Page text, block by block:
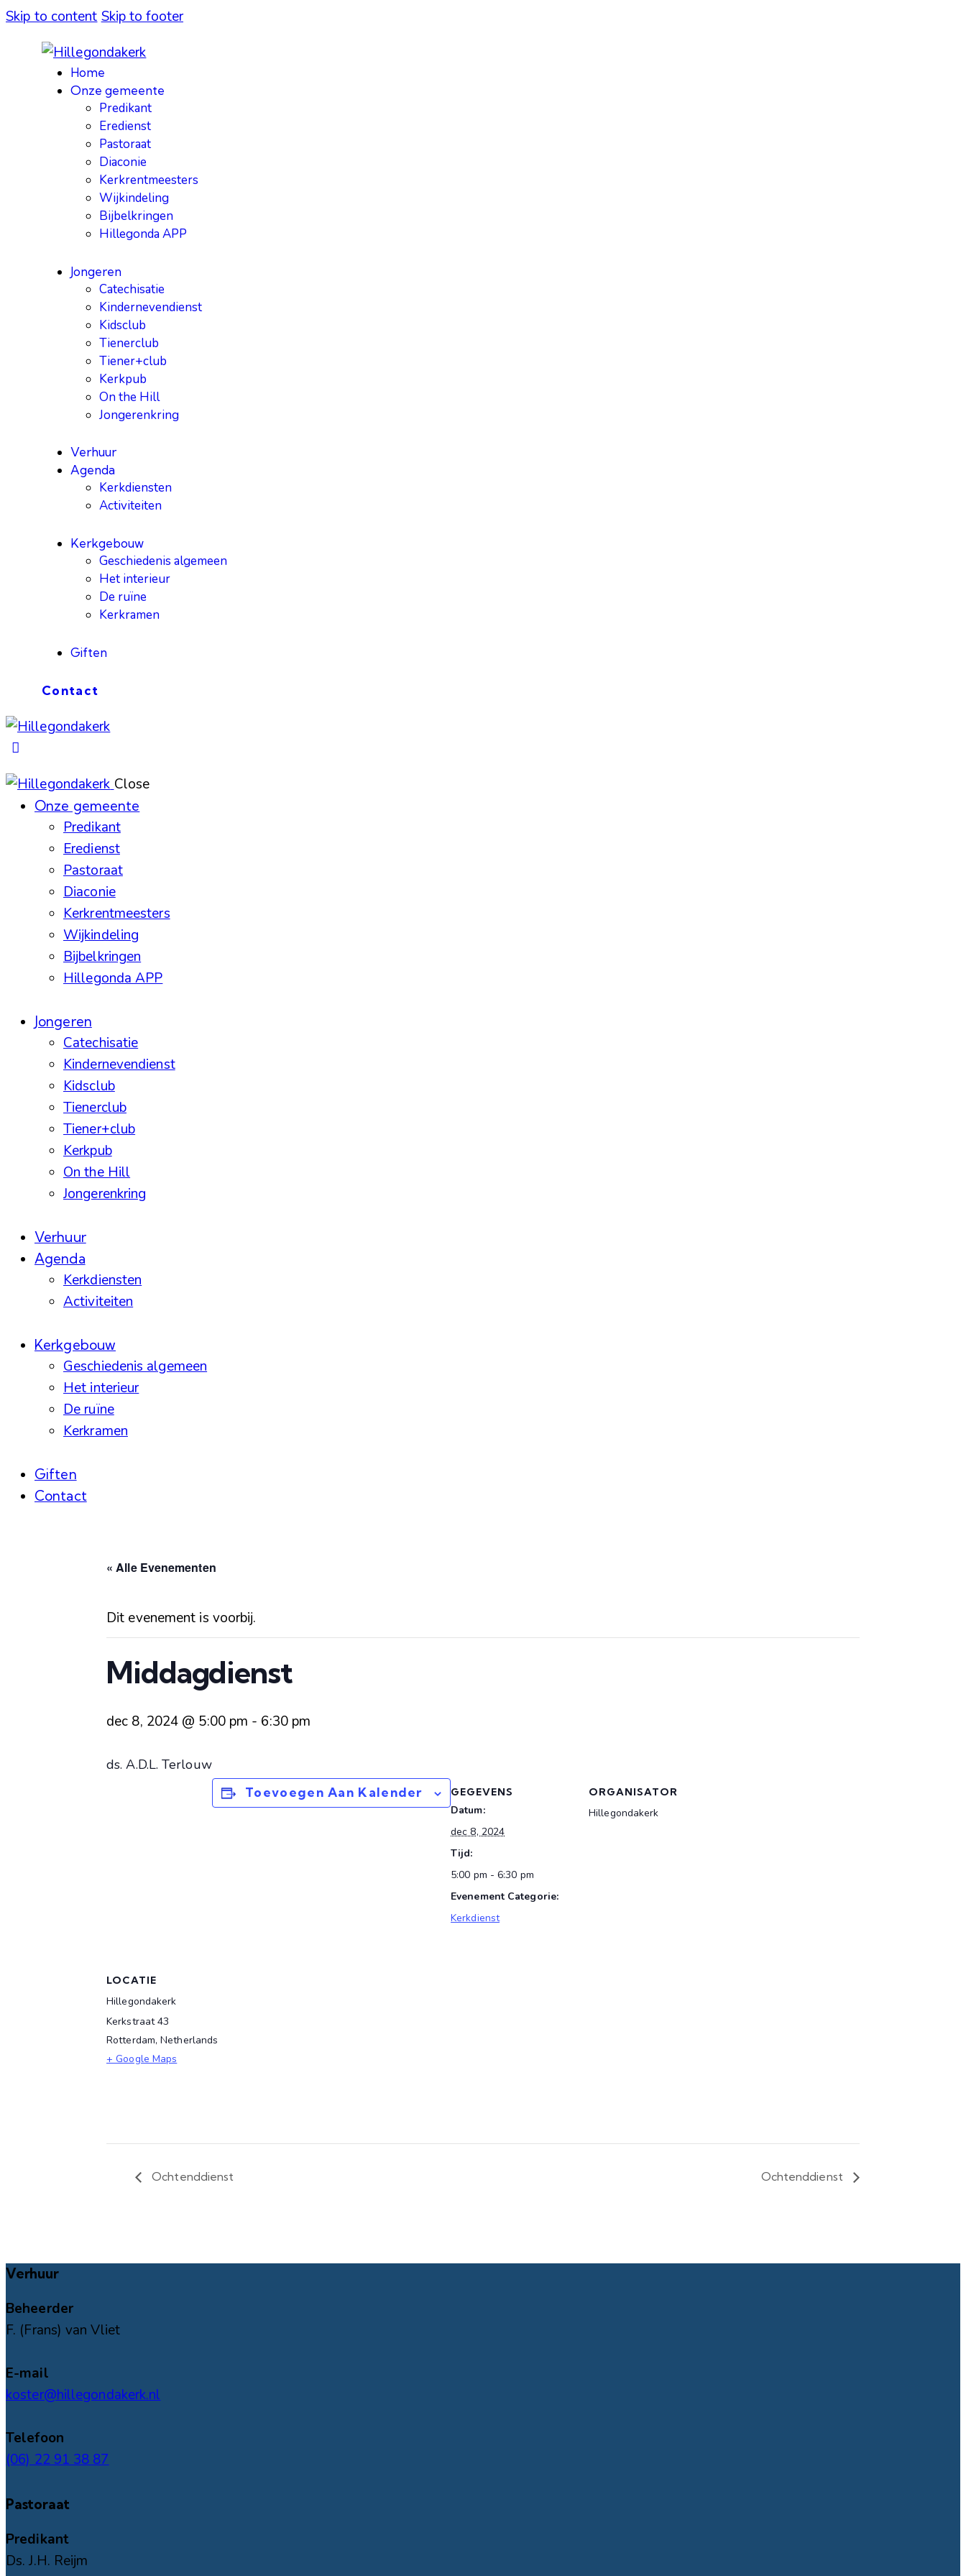
Skip to content Skip to footer
Home
Onze gemeente
Predikant
Eredienst
Pastoraat
Diaconie
Kerkrentmeesters
Wijkindeling
Bijbelkringen
Hillegonda APP
Jongeren
Catechisatie
Kindernevendienst
Kidsclub
Tienerclub
Tiener+club
Kerkpub
On the Hill
Jongerenkring
Verhuur
Agenda
Kerkdiensten
Activiteiten
Kerkgebouw
Geschiedenis algemeen
Het interieur
De ruïne
Kerkramen
Giften
Contact
Close
Onze gemeente
Predikant
Eredienst
Pastoraat
Diaconie
Kerkrentmeesters
Wijkindeling
Bijbelkringen
Hillegonda APP
Jongeren
Catechisatie
Kindernevendienst
Kidsclub
Tienerclub
Tiener+club
Kerkpub
On the Hill
Jongerenkring
Verhuur
Agenda
Kerkdiensten
Activiteiten
Kerkgebouw
Geschiedenis algemeen
Het interieur
De ruïne
Kerkramen
Giften
Contact
« Alle Evenementen
Dit evenement is voorbij.
Middagdienst
dec 8, 2024 @ 5:00 pm - 6:30 pm
ds. A.D.L. Terlouw
Toevoegen Aan Kalender GEGEVENS
Datum:
dec 8, 2024
Tijd:
5:00 pm - 6:30 pm
Evenement Categorie:
Kerkdienst
ORGANISATOR
Hillegondakerk
LOCATIE
Hillegondakerk
Kerkstraat 43
Rotterdam, Netherlands
+ Google Maps
Ochtenddienst Ochtenddienst
Verhuur
Beheerder
F. (Frans) van Vliet
E-mail
koster@hillegondakerk.nl
Telefoon
(06) 22 91 38 87
Pastoraat
Predikant
Ds. J.H. Reijm